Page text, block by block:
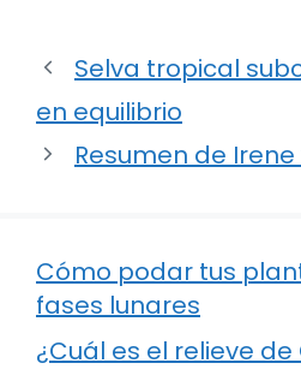
Selva tropical
en equilibrio
Resumen de
Cómo podar tus
fases lunares
¿Cuál es el relieve